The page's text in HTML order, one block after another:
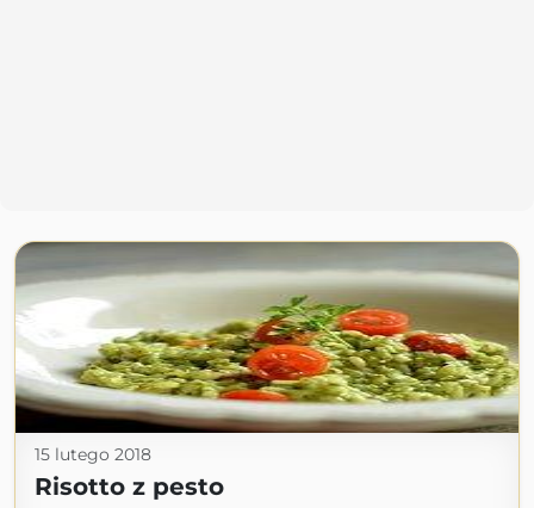
15 lutego 2018
Risotto z pesto